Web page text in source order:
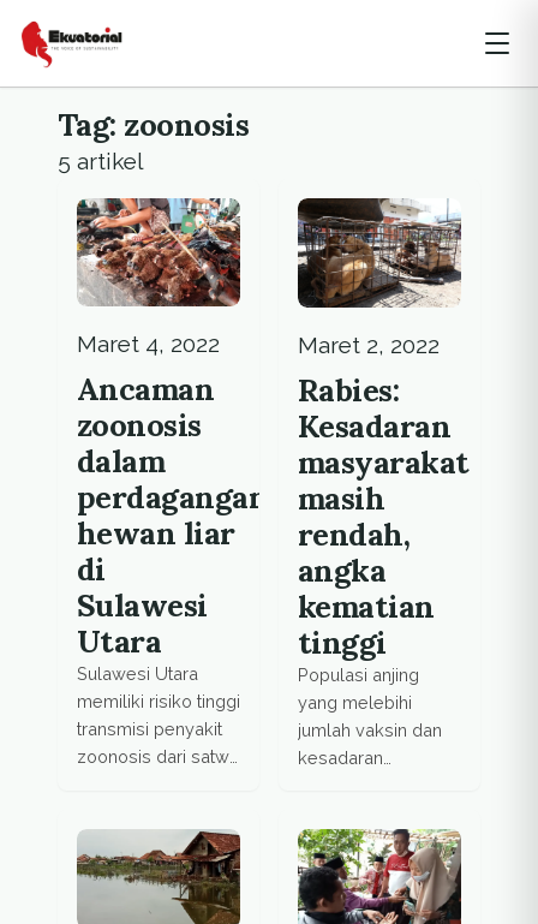
Tag: zoonosis
5 artikel
Maret 4, 2022
Ancaman
zoonosis
dalam
perdagangan
hewan liar
di
Sulawesi
Utara
Sulawesi Utara
memiliki risiko tinggi
transmisi penyakit
zoonosis dari satwa
manusia.
Maret 2, 2022
Rabies:
Kesadaran
masyarakat
masih
rendah,
angka
kematian
tinggi
Populasi anjing
yang melebihi
jumlah vaksin dan
kesadaran
rabies terus
menghantui
Sulawesi Utara.